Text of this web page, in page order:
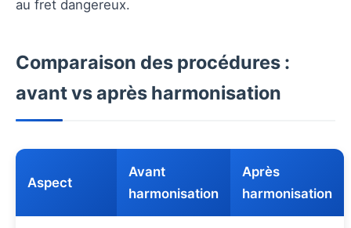
au fret dangereux.
Comparaison des procédures :
avant vs après harmonisation
Aspect
Avant
harmonisation
Après
harmonisation